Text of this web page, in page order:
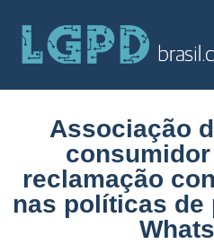
Associação
reclamação
nas políticas de